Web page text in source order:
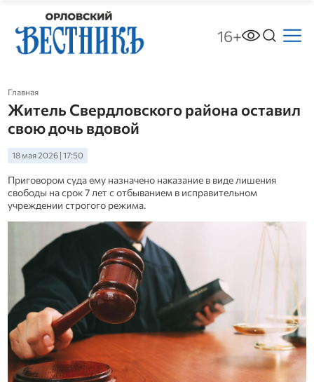
16+
Главная
Житель Свердловского района оставил
свою дочь вдовой
18 мая 2026 | 17:50
Приговором суда ему назначено наказание в виде лишения
свободы на срок 7 лет с отбыванием в исправительном
учреждении строгого режима.